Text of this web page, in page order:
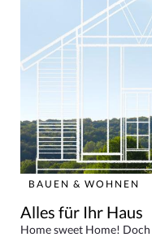
BAUEN & WOHNEN
Alles für Ihr Haus
Home sweet Home!